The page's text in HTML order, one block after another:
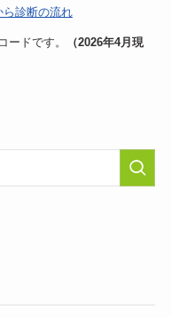
診断の流れ
ードです。
（2026年4月現